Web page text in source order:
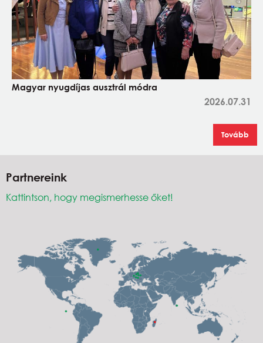
Magyar nyugdíjas ausztrál módra
2026.07.31
Tovább
Partnereink
Kattintson, hogy megismerhesse őket!